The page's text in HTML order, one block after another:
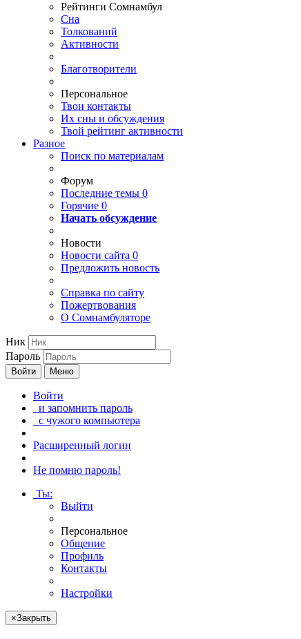
Рейтинги Сомнамбул
Сна
Толкований
Активности
Благотворители
Персональное
Твои контакты
Их сны и обсуждения
Твой рейтинг активности
Разное
Поиск по материалам
Форум
Последние темы 0
Горячие 0
Начать обсуждение
Новости
Новости сайта 0
Предложить новость
Справка по сайту
Пожертвования
О Сомнамбуляторе
Ник
Пароль
Войти Меню
Войти
и запомнить пароль
с чужого компьютера
Расширенный логин
Не помню пароль!
Ты:
Выйти
Персональное
Общение
Профиль
Контакты
Настройки
×Закрыть